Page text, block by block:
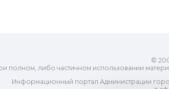
©
полном, либо частичном использовании
Информационный портал Администрации